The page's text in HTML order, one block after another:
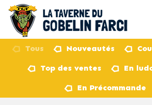
Tous Nouveautés
Top des ventes En
En Précommande